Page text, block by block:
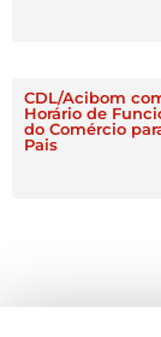
CDL/Acibom
Horário de
do Comércio
Pais